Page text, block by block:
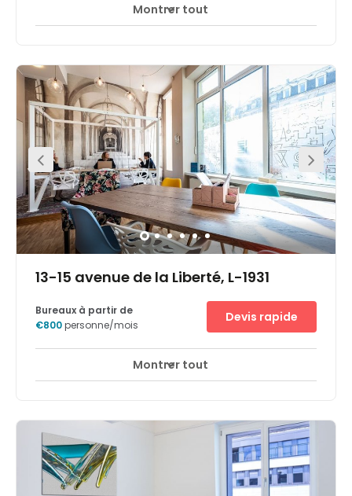
Accès 24 heures sur 24 Espaces de détente
Gehminuten von der Place d'Armes im Zentrum der Stadt.
Die Bushaltestelle mit Anbindung zum Stadtzentrum und
dem Flughafen ist nur 80 Meter vom Geschäftsstandort
entfernt.
Montrer tout
13-15 avenue de la Liberté, L-1931
Accès 24 heures sur 24 Centre-ville
and well equipped, with ergonomic furniture and high
speed internet connectivity throughout. Your membership
is inclusive of a range of services such as telephony
services, services changes and more. Nearby you will
find public car parking and the area offers an
abundance of public transport links.
Bureaux à partir de
€800personne/mois
Devis rapide
Montrer tout